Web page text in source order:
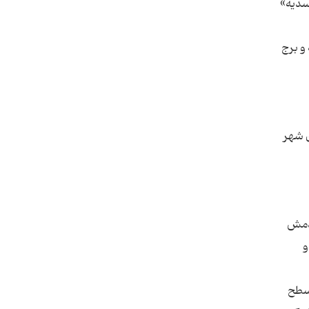
و 10 کیلومتری شهر «اسدیه»
برج
است که در فاصله حدود 20 کیلومتری شهر
مردمش
سطح